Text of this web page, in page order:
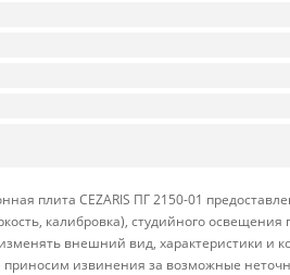
плита CEZARIS ПГ 2150-01
калибровка), студийного
внешний вид, характеристики и
приносим извинения за возможные